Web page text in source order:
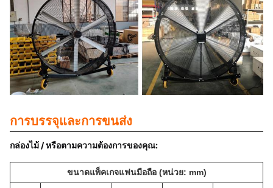
การบรรจุและการขนส่ง
กล่องไม้ / หรือตามความต้องการของคุณ:
ขนาดแพ็คเกจแฟนมือถือ (หน่วย: mm)